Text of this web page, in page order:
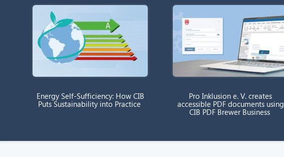
Energy Self-Sufficiency: How CIB
Puts Sustainability into Practice
Pro Inklusion e. V. creates
accessible PDF documents using
CIB PDF Brewer Business